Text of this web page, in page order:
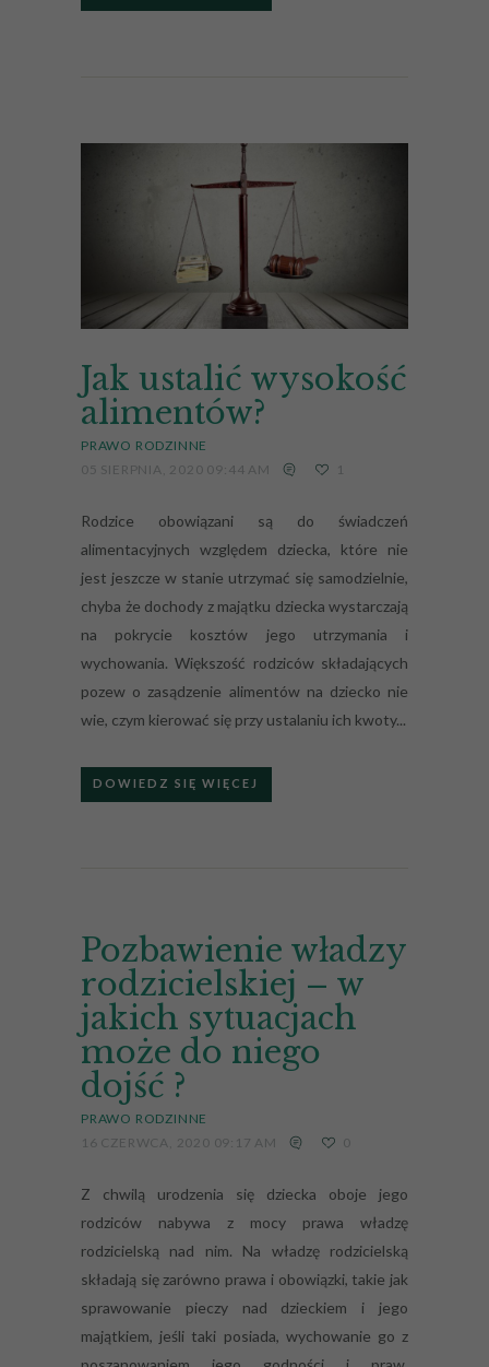
Jak ustalić wysokość
alimentów?
PRAWO RODZINNE
05 SIERPNIA, 2020 09:44 AM
1
Rodzice obowiązani są do świadczeń
alimentacyjnych względem dziecka, które nie
jest jeszcze w stanie utrzymać się samodzielnie,
chyba że dochody z majątku dziecka wystarczają
na pokrycie kosztów jego utrzymania i
wychowania. Większość rodziców składających
pozew o zasądzenie alimentów na dziecko nie
wie, czym kierować się przy ustalaniu ich kwoty...
DOWIEDZ SIĘ WIĘCEJ
Pozbawienie władzy
rodzicielskiej – w
jakich sytuacjach
może do niego
dojść ?
PRAWO RODZINNE
16 CZERWCA, 2020 09:17 AM
0
Z chwilą urodzenia się dziecka oboje jego
rodziców nabywa z mocy prawa władzę
rodzicielską nad nim. Na władzę rodzicielską
składają się zarówno prawa i obowiązki, takie jak
sprawowanie pieczy nad dzieckiem i jego
majątkiem, jeśli taki posiada, wychowanie go z